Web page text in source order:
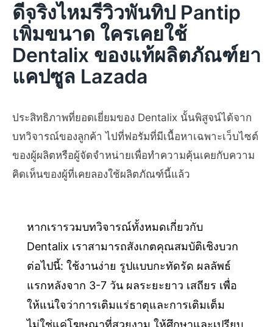
ดีจริงไหมรีวิวพันทิป Pantip
เพิ่มขนาด ใครเคยใช้
Dentalix ของแท้ผลิตภัณฑ์ยา
แคปซูล Lazada
ประสิทธิภาพที่ยอดเยี่ยมของ Dentalix นั้นพิสูจน์ได้จาก
บทวิจารณ์ของลูกค้า ไปที่ฟอรัมที่มีเนื้อหาเฉพาะเว็บไซต์
ของผู้ผลิตหรือผู้จัดจำหน่ายเพื่อทำความคุ้นเคยกับความ
คิดเห็นของผู้ที่เคยลองใช้ผลิตภัณฑ์นี้แล้ว
หากเรารวมบทวิจารณ์ทั้งหมดเกี่ยวกับ
Dentalix เราสามารถสังเกตคุณสมบัติเชิงบวก
ต่อไปนี้: ใช้งานง่าย รูปแบบกะทัดรัด ผลลัพธ์
แรกหลังจาก 3-7 วัน ผลระยะยาว เสถียร เพื่อ
ให้แน่ใจว่าการเติมแร่ธาตุและการเติมเต็ม
ไม่ใช่แค่โฆษณาที่สวยงาม ให้ศึกษาและเปรียบ